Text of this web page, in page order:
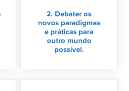
2. Debater os
novos paradigmas
e práticas para
outro mundo
possível.